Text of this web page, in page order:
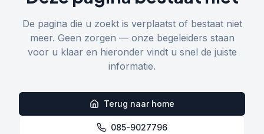
De pagina die u zoekt is verplaatst of bestaat niet
meer. Geen zorgen — onze begeleiders staan
voor u klaar en hieronder vindt u snel de juiste
informatie.
Terug naar home
085-9027796